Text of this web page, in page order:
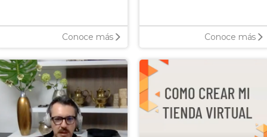
Conoce más Conoce más